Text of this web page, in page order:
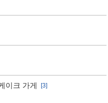
이크 가게
[3]